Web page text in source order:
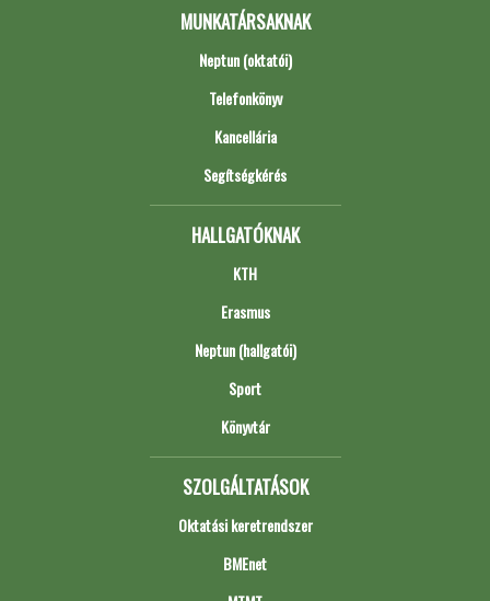
MUNKATÁRSAKNAK
Neptun (oktatói)
Telefonkönyv
Kancellária
Segítségkérés
HALLGATÓKNAK
KTH
Erasmus
Neptun (hallgatói)
Sport
Könyvtár
SZOLGÁLTATÁSOK
Oktatási keretrendszer
BMEnet